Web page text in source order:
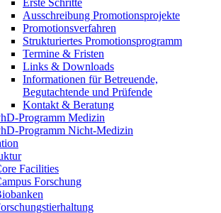
Erste Schritte
Ausschreibung Promotionsprojekte
Promotionsverfahren
Strukturiertes Promotionsprogramm
Termine & Fristen
Links & Downloads
Informationen für Betreuende,
Begutachtende und Prüfende
Kontakt & Beratung
Programm Medizin
Programm Nicht-Medizin
Facilities
Forschung